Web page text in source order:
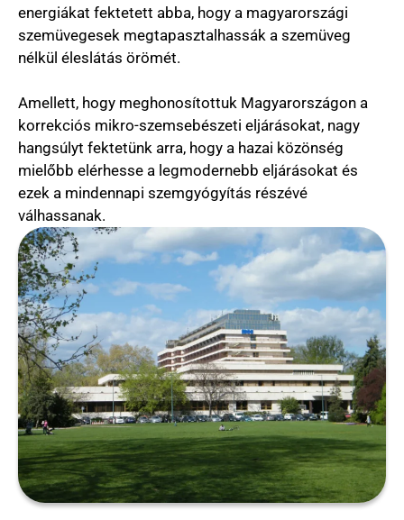
energiákat fektetett abba, hogy a magyarországi
szemüvegesek megtapasztalhassák a szemüveg
nélkül éleslátás örömét.
Amellett, hogy meghonosítottuk Magyarországon a
korrekciós mikro-szemsebészeti eljárásokat, nagy
hangsúlyt fektetünk arra, hogy a hazai közönség
mielőbb elérhesse a legmodernebb eljárásokat és
ezek a mindennapi szemgyógyítás részévé
válhassanak.